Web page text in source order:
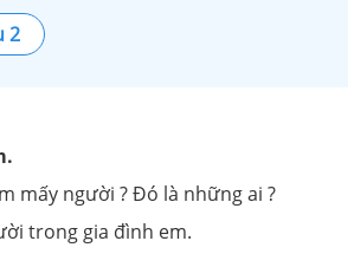
2
mấy người ? Đó là những ai ?
trong gia đình em.